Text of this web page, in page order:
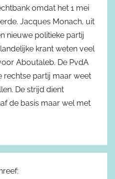
omdat het 1 mei
Jacques Monach, uit
nieuwe politieke partij
krant weten veel
Aboutaleb. De PvdA
rechtse partij maar weet
De strijd dient
de basis maar wel met